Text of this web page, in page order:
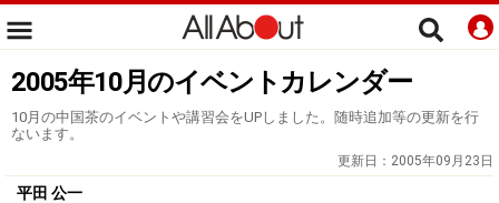
2005年10月のイベントカレンダー
10月の中国茶のイベントや講習会をUPしました。随時追加等の更新を行
ないます。
更新日： 2005年09月23日
平田 公一